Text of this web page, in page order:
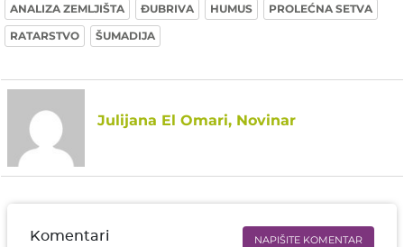
ANALIZA ZEMLJIŠTA ĐUBRIVA HUMUS
PROLEĆNA SETVA
RATARSTVO
ŠUMADIJA
Julijana El Omari, Novinar
Komentari NAPIŠITE KOMENTAR